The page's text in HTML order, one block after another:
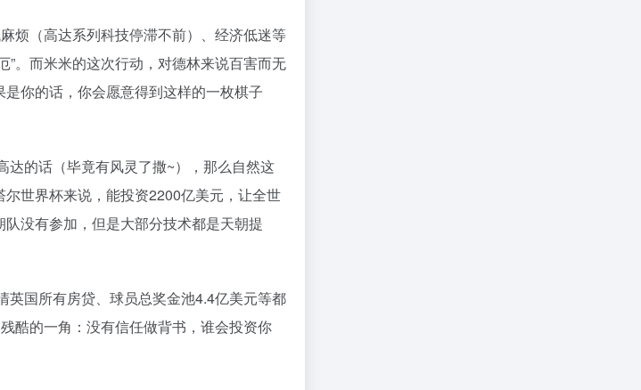
烦（高达系列科技停滞不前）、经济低迷等
。而米米的这次行动，对德林来说百害而无
你的话，你会愿意得到这样的一枚棋子
的话（毕竟有风灵了撒~），那么自然这
世界杯来说，能投资2200亿美元，让全世
没有参加，但是大部分技术都是天朝提
国所有房贷、球员总奖金池4.4亿美元等都
酷的一角：没有信任做背书，谁会投资你